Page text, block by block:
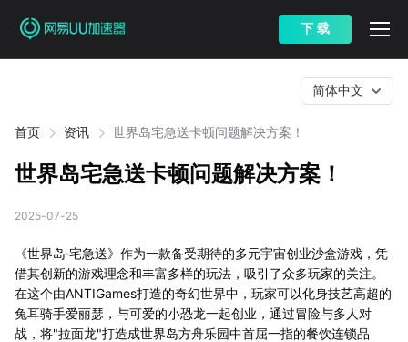
下 载
首页 资讯 世界岛宅急送卡顿问题解决方案！
简体中文
世界岛宅急送卡顿问题解决方案！
2025-07-25
《世界岛·宅急送》作为一款备受期待的多元宇宙创业沙盒游戏，凭
借其创新的游戏理念和丰富多样的玩法，吸引了众多玩家的关注。
在这个由ANTIGames打造的奇幻世界中，玩家可以化身技艺高超的
兔耳骑手爱丽瑟，与可爱的小恐龙一起创业，通过冒险与多人对
战，将"拉面龙"打造成世界岛方舟乐园中首屈一指的餐饮连锁品